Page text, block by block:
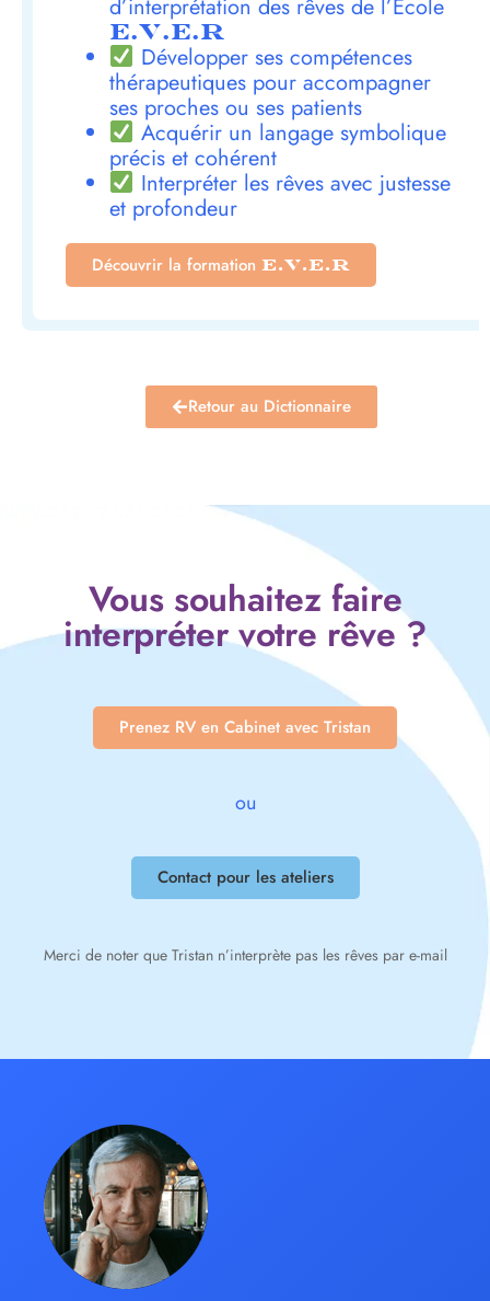
d’interprétation des rêves de l’École
E.V.E.R
Développer ses compétences
thérapeutiques pour accompagner
ses proches ou ses patients
Acquérir un langage symbolique
précis et cohérent
Interpréter les rêves avec justesse
et profondeur
Découvrir la formation E.V.E.R
Retour au Dictionnaire
Vous souhaitez faire
interpréter votre rêve ?
Prenez RV en Cabinet avec Tristan
ou
Contact pour les ateliers
Merci de noter que Tristan n’interprète pas les rêves par e-mail